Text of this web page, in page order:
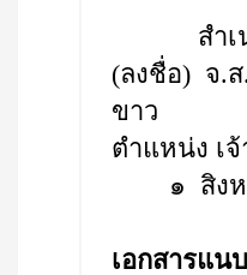
สำเนา
(ลงชื่อ) จ.
ขาว
ตำแหน่ง เ
๑ สิงห
เอกสารแนบ